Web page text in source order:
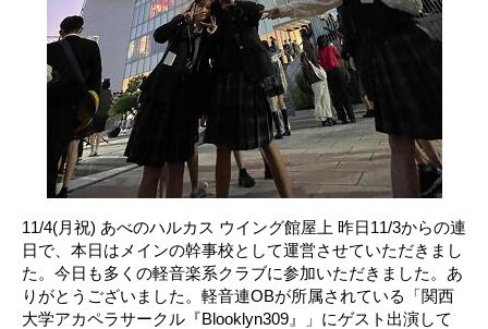
11/4(月祝) あべのハルカス ウイング館屋上 昨日11/3からの連
日で、本日はメインの幹事校として運営させていただきまし
た。今日も多くの軽音楽系クラブに参加いただきました。あ
りがとうございました。軽音連OBが所属されている「関西
大学アカペラサークル『Blooklyn309』」にゲスト出演して